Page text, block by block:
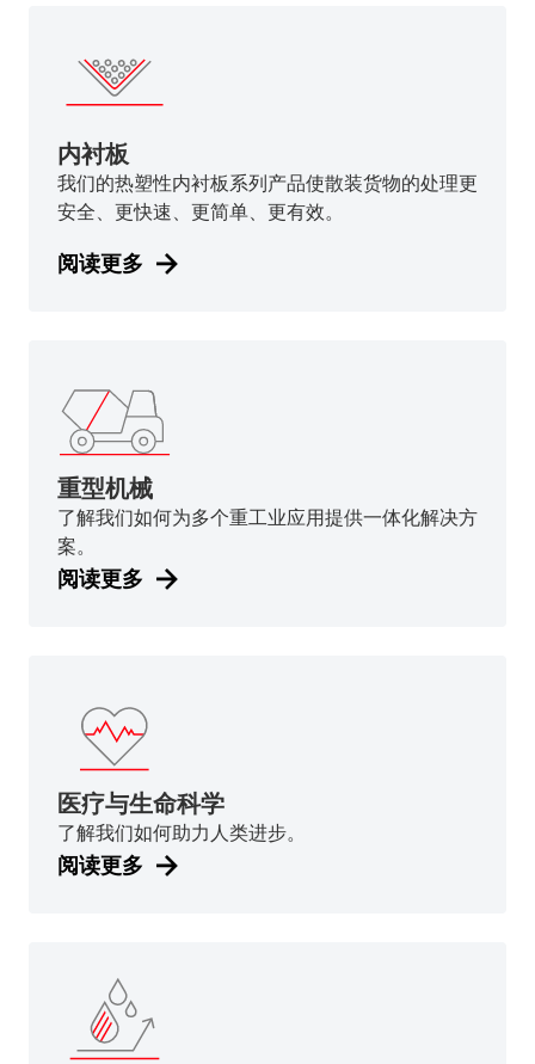
内衬板
我们的热塑性内衬板系列产品使散装货物的处理更
安全、更快速、更简单、更有效。
阅读更多
重型机械
了解我们如何为多个重工业应用提供一体化解决方
案。
阅读更多
医疗与生命科学
了解我们如何助力人类进步。
阅读更多